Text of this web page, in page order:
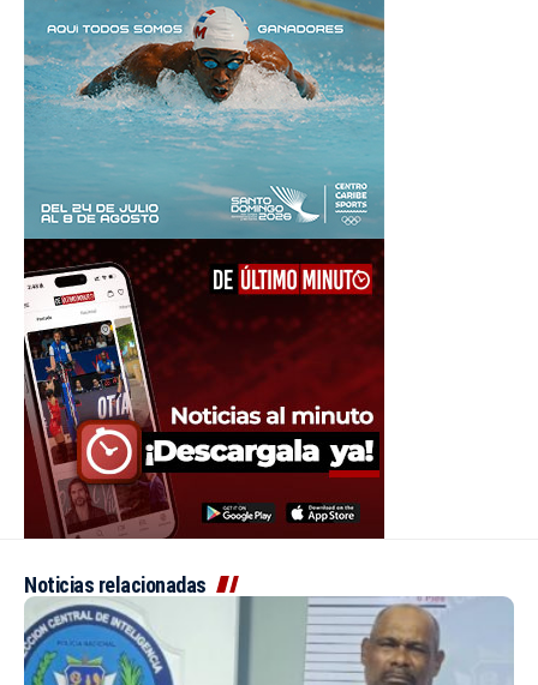
Noticias relacionadas